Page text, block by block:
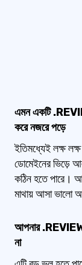
এমন একটি
করে নজরে পড়ে
ইতিমধ্যেই লক্ষ
ডোমেইনের ভিড়ে
কঠিন হতে পারে।
মাথায় আসা ভালো
আপনার
না